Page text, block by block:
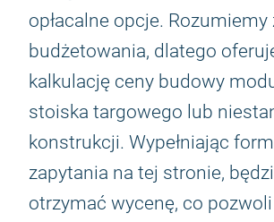
opłacalne opcje. Rozumiemy
budżetowania, dlatego
kalkulację ceny budowy
stoiska targowego lub
konstrukcji. Wypełniając
zapytania na tej stronie,
otrzymać wycenę, co pozwoli